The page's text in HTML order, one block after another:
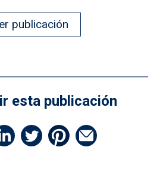
publicación
esta publicación